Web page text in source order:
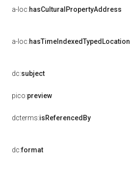
a-loc:hasCulturalPropertyAddress
a-loc:hasTimeIndexedTypedLocation
dc:subject
pico:preview
dcterms:isReferencedBy
dc:format